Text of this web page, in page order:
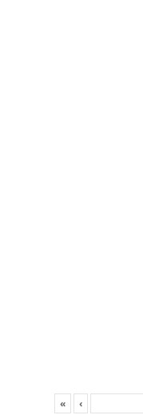
« ‹